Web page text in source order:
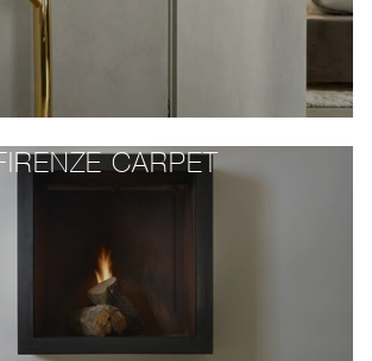
CARPET